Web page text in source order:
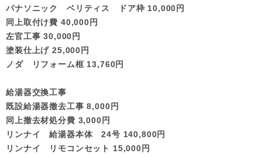
パナソニック ベリティス ドア枠 10,000円
同上取付け費 40,000円
左官工事 30,000円
塗装仕上げ 25,000円
ノダ リフォーム框 13,760円
給湯器交換工事
既設給湯器撤去工事 8,000円
同上撤去材処分費 3,000円
リンナイ 給湯器本体 24号 140,800円
リンナイ リモコンセット 15,000円